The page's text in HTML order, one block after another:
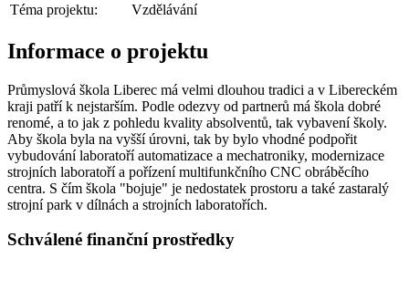
Téma projektu:
Vzdělávání
Informace o projektu
Průmyslová škola Liberec má velmi dlouhou tradici a v Libereckém
kraji patří k nejstarším. Podle odezvy od partnerů má škola dobré
renomé, a to jak z pohledu kvality absolventů, tak vybavení školy.
Aby škola byla na vyšší úrovni, tak by bylo vhodné podpořit
vybudování laboratoří automatizace a mechatroniky, modernizace
strojních laboratoří a pořízení multifunkčního CNC obráběcího
centra. S čím škola "bojuje" je nedostatek prostoru a také zastaralý
strojní park v dílnách a strojních laboratořích.
Schválené finanční prostředky